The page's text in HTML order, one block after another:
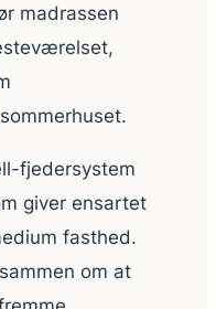
madrassen
fjedersystem
giver ensartet
fasthed.
om at